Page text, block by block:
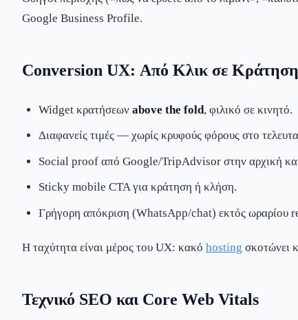
Google Business Profile.
Conversion UX: Από Κλικ σε Κράτηση
Widget κρατήσεων above the fold, φιλικό σε κινητό.
Διαφανείς τιμές — χωρίς κρυφούς φόρους στο
Social proof από Google/TripAdvisor στην αρχική
Sticky mobile CTA για κράτηση ή κλήση.
Γρήγορη απόκριση (WhatsApp/chat) εκτός ωραρίου
Η ταχύτητα είναι μέρος του UX: κακό hosting σκοτώνει
Τεχνικό SEO και Core Web Vitals